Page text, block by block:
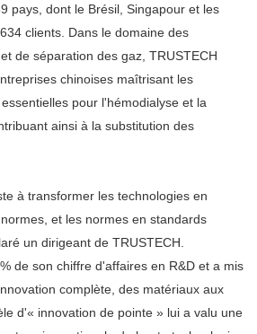
pays, dont le Brésil, Singapour et les
clients. Dans le domaine des
de séparation des gaz, TRUSTECH
chinoises maîtrisant les
pour l'hémodialyse et la
ainsi à la substitution des
à transformer les technologies en
et les normes en standards
un dirigeant de TRUSTECH.
de son chiffre d'affaires en R&D et a mis
complète, des matériaux aux
d'« innovation de pointe » lui a valu une